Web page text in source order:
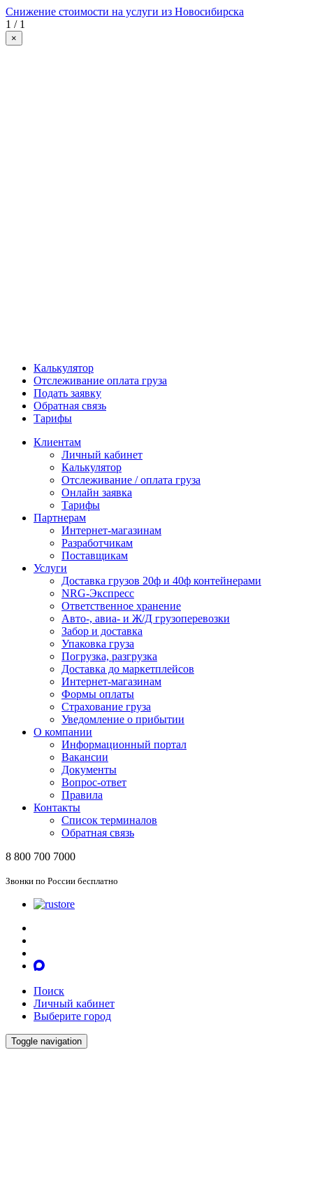
Снижение стоимости на услуги из Новосибирска
1 / 1
×
Калькулятор
Отслеживание оплата груза
Подать заявку
Обратная связь
Тарифы
Клиентам
Личный кабинет
Калькулятор
Отслеживание / оплата груза
Онлайн заявка
Тарифы
Партнерам
Интернет-магазинам
Разработчикам
Поставщикам
Услуги
Доставка грузов 20ф и 40ф контейнерами
NRG-Экспресс
Ответственное хранение
Авто-, авиа- и Ж/Д грузоперевозки
Забор и доставка
Упаковка груза
Погрузка, разгрузка
Доставка до маркетплейсов
Интернет-магазинам
Формы оплаты
Страхование груза
Уведомление о прибытии
О компании
Информационный портал
Вакансии
Документы
Вопрос-ответ
Правила
Контакты
Список терминалов
Обратная связь
8 800 700 7000
Звонки по России бесплатно
Поиск
Личный кабинет
Выберите город
Toggle navigation